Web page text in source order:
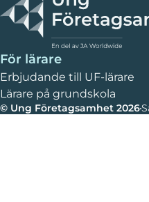
För lärare
Erbjudande till UF-lärare
Lärare på grundskola
© Ung Företagsamhet 2026